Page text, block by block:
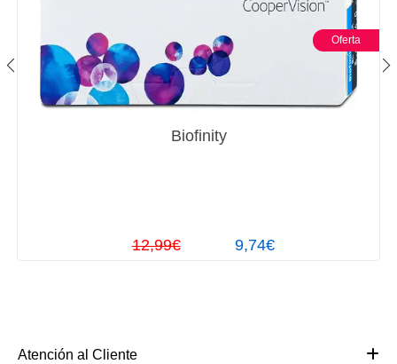
Biofinity
9,74€
Oferta
12,99€
Atención al Cliente